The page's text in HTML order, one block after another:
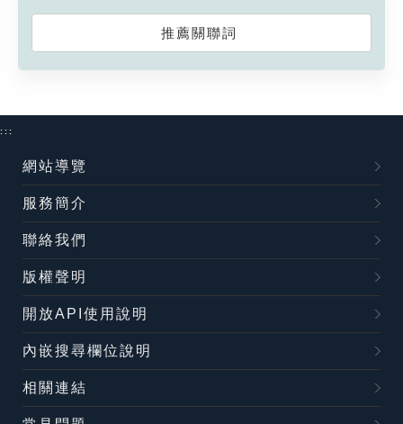
推薦關聯詞
:::
網站導覽
服務簡介
聯絡我們
版權聲明
開放API使用說明
內嵌搜尋欄位說明
相關連結